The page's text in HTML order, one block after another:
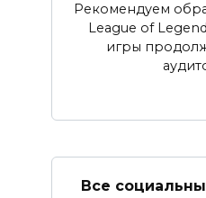
Рекомендуем
League of
игры
Все